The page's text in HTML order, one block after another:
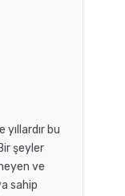
yıllardır bu
şeyler
ve
sahip